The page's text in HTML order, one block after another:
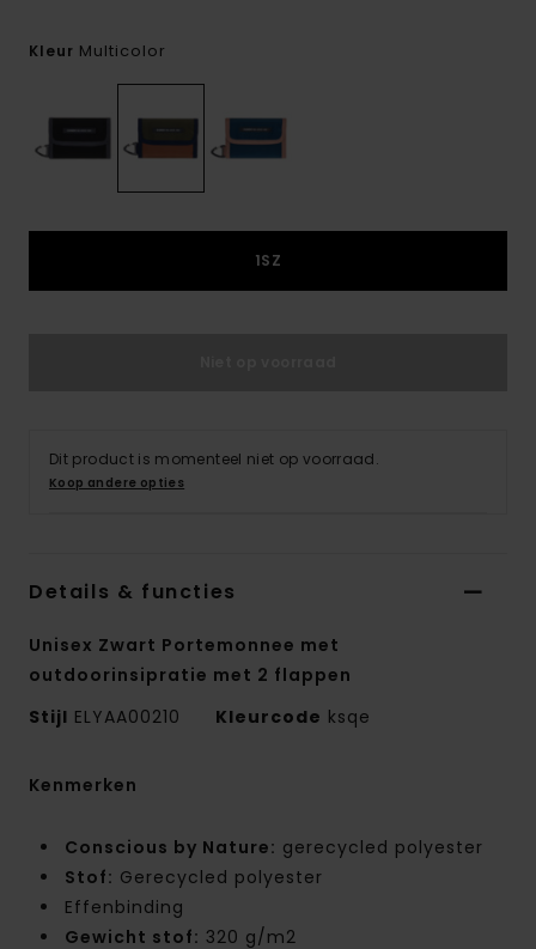
Kleur Multicolor
1SZ
Dit product is momenteel niet op voorraad.
Koop andere opties
Details & functies
Unisex Zwart Portemonnee met
outdoorinsipratie met 2 flappen
Stijl ELYAA00210 Kleurcode ksqe
Kenmerken
Conscious by Nature: gerecycled polyester
Stof: Gerecycled polyester
Effenbinding
Gewicht stof: 320 g/m2